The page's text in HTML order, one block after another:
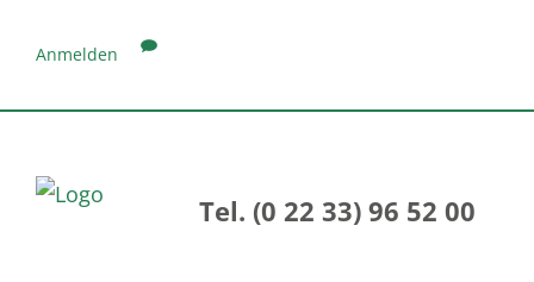
Anmelden
Tel. (0 22 33) 96 52 00